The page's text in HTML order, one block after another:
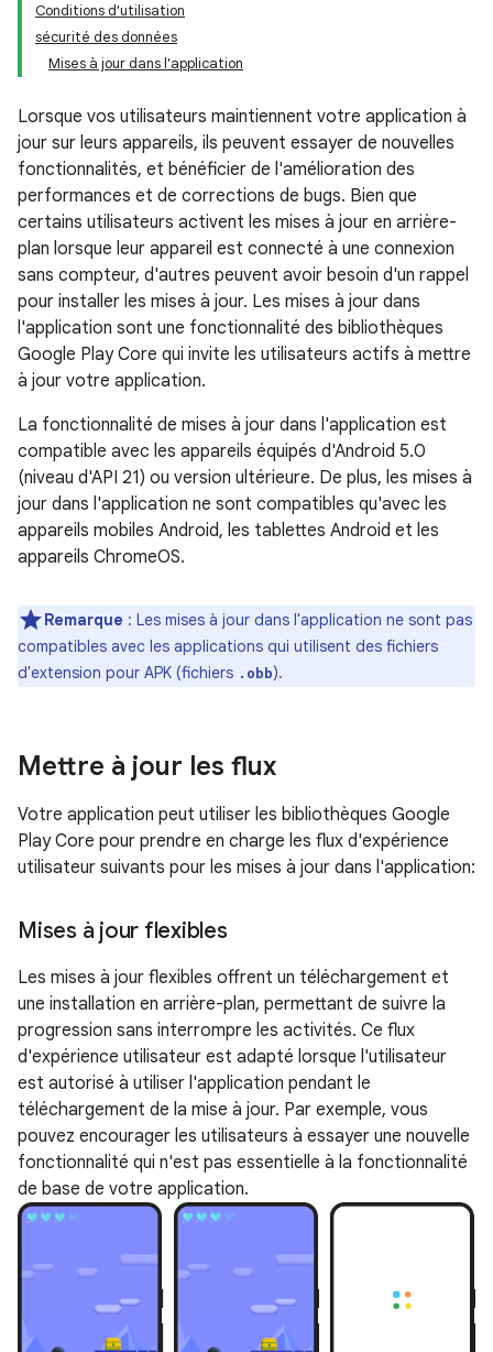
Conditions d'utilisation
sécurité des données
Mises à jour dans l'application
Lorsque vos utilisateurs maintiennent votre application à
jour sur leurs appareils, ils peuvent essayer de nouvelles
fonctionnalités, et bénéficier de l'amélioration des
performances et de corrections de bugs. Bien que
certains utilisateurs activent les mises à jour en arrière-
plan lorsque leur appareil est connecté à une connexion
sans compteur, d'autres peuvent avoir besoin d'un rappel
pour installer les mises à jour. Les mises à jour dans
l'application sont une fonctionnalité des bibliothèques
Google Play Core qui invite les utilisateurs actifs à mettre
à jour votre application.
La fonctionnalité de mises à jour dans l'application est
compatible avec les appareils équipés d'Android 5.0
(niveau d'API 21) ou version ultérieure. De plus, les mises à
jour dans l'application ne sont compatibles qu'avec les
appareils mobiles Android, les tablettes Android et les
appareils ChromeOS.
Remarque : Les mises à jour dans l'application ne sont pas
compatibles avec les applications qui utilisent des fichiers
d'extension pour APK (fichiers .obb).
Mettre à jour les flux
Votre application peut utiliser les bibliothèques Google
Play Core pour prendre en charge les flux d'expérience
utilisateur suivants pour les mises à jour dans l'application:
Mises à jour flexibles
Les mises à jour flexibles offrent un téléchargement et
une installation en arrière-plan, permettant de suivre la
progression sans interrompre les activités. Ce flux
d'expérience utilisateur est adapté lorsque l'utilisateur
est autorisé à utiliser l'application pendant le
téléchargement de la mise à jour. Par exemple, vous
pouvez encourager les utilisateurs à essayer une nouvelle
fonctionnalité qui n'est pas essentielle à la fonctionnalité
de base de votre application.